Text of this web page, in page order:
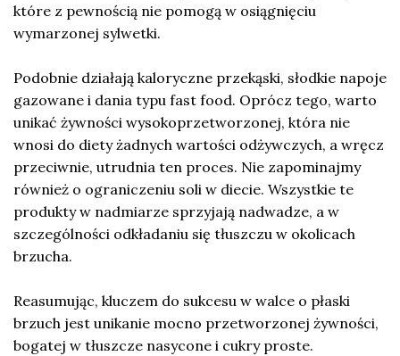
które z pewnością nie pomogą w osiągnięciu
wymarzonej sylwetki.
Podobnie działają kaloryczne przekąski, słodkie napoje
gazowane i dania typu fast food. Oprócz tego, warto
unikać żywności wysokoprzetworzonej, która nie
wnosi do diety żadnych wartości odżywczych, a wręcz
przeciwnie, utrudnia ten proces. Nie zapominajmy
również o ograniczeniu soli w diecie. Wszystkie te
produkty w nadmiarze sprzyjają nadwadze, a w
szczególności odkładaniu się tłuszczu w okolicach
brzucha.
Reasumując, kluczem do sukcesu w walce o płaski
brzuch jest unikanie mocno przetworzonej żywności,
bogatej w tłuszcze nasycone i cukry proste.